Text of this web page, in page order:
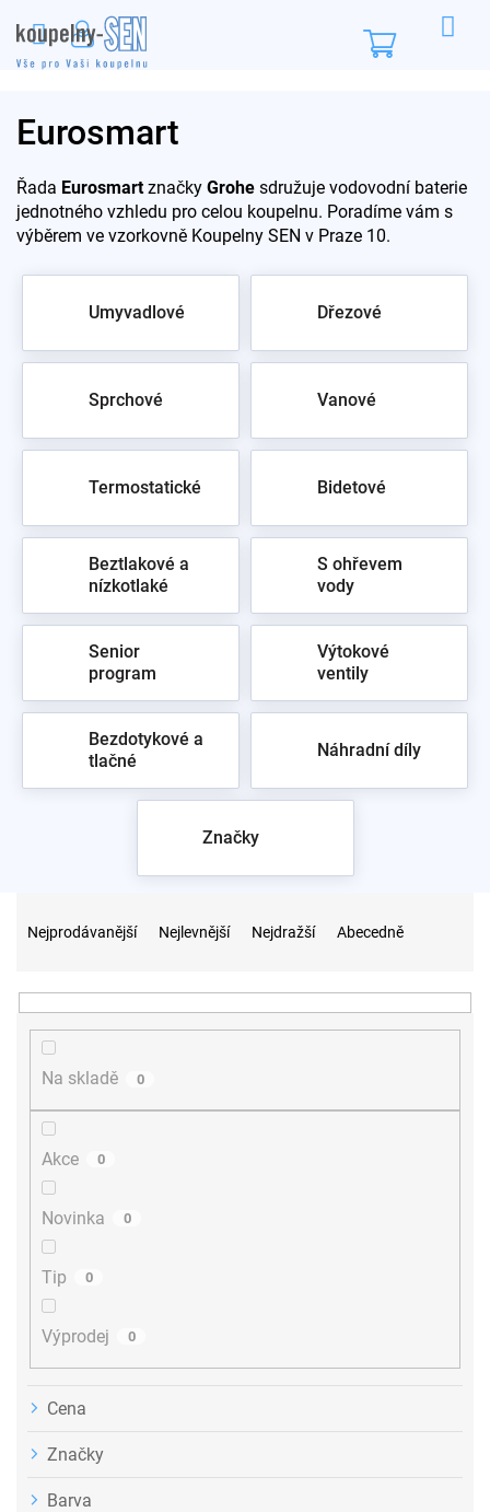
obsah
Nákupní
Eurosmart
Řada Eurosmartznačky Grohe sdružuje vodovodní baterie
jednotného vzhledu pro celou koupelnu. Poradíme vám s
výběrem ve vzorkovně Koupelny SEN v Praze 10.
Umyvadlové Dřezové
Sprchové Vanové
Termostatické Bidetové
Beztlakové a
nízkotlaké
S ohřevem
vody
Senior
program
Výtokové
ventily
Bezdotykové a
tlačné
Náhradní díly
Značky
n
Nejprodávanější Nejlevnější Nejdražší Abecedně
Na skladě 0
Akce 0
Novinka 0
Tip 0
Výprodej 0
Cena
Značky
Barva